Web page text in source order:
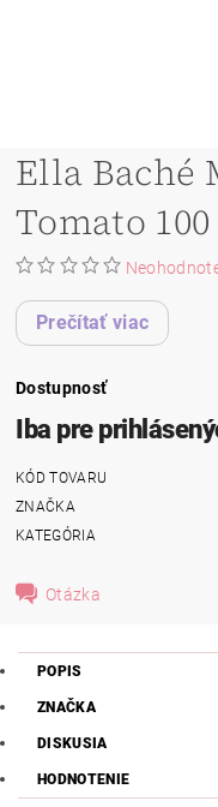
Ella Baché
Tomato
Prečítať viac
Dostupnosť
Iba pre
KÓD TOVARU
ZNAČKA
KATEGÓRIA
Otázka
POPIS
ZNAČKA
DISKUSIA
HODNOTENIE